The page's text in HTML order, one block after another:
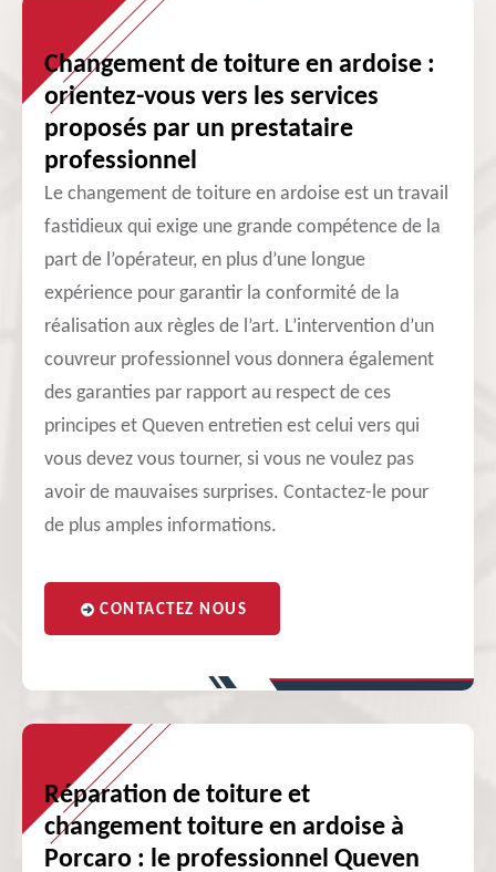
Changement de toiture en ardoise :
orientez-vous vers les services
proposés par un prestataire
professionnel
Le changement de toiture en ardoise est un travail
fastidieux qui exige une grande compétence de la
part de l’opérateur, en plus d’une longue
expérience pour garantir la conformité de la
réalisation aux règles de l’art. L’intervention d’un
couvreur professionnel vous donnera également
des garanties par rapport au respect de ces
principes et Queven entretien est celui vers qui
vous devez vous tourner, si vous ne voulez pas
avoir de mauvaises surprises. Contactez-le pour
de plus amples informations.
CONTACTEZ NOUS
Réparation de toiture et
changement toiture en ardoise à
Porcaro : le professionnel Queven